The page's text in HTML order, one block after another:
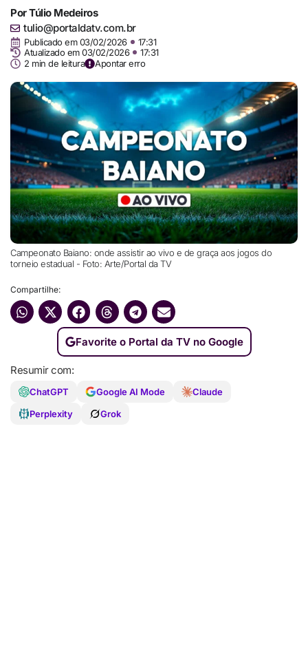
PorTúlio Medeiros
tulio@portaldatv.com.br
Publicado em 03/02/2026
17:31
Atualizado em 03/02/2026
17:31
2 min de leitura
Apontar erro
Campeonato Baiano: onde assistir ao vivo e de graça aos jogos do
torneio estadual - Foto: Arte/Portal da TV
Compartilhe:
Favorite o Portal da TV no Google
Resumir com:
ChatGPT Google AI Mode
Claude
Perplexity
Grok